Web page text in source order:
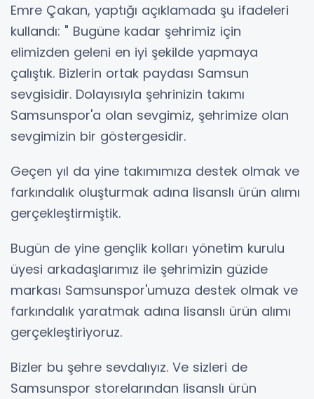
Emre Çakan, yaptığı açıklamada şu ifadeleri
kullandı: " Bugüne kadar şehrimiz için
elimizden geleni en iyi şekilde yapmaya
çalıştık. Bizlerin ortak paydası Samsun
sevgisidir. Dolayısıyla şehrinizin takımı
Samsunspor'a olan sevgimiz, şehrimize olan
sevgimizin bir göstergesidir.
Geçen yıl da yine takımımıza destek olmak ve
farkındalık oluşturmak adına lisanslı ürün alımı
gerçekleştirmiştik.
Bugün de yine gençlik kolları yönetim kurulu
üyesi arkadaşlarımız ile şehrimizin güzide
markası Samsunspor'umuza destek olmak ve
farkındalık yaratmak adına lisanslı ürün alımı
gerçekleştiriyoruz.
Bizler bu şehre sevdalıyız. Ve sizleri de
Samsunspor storelarından lisanslı ürün